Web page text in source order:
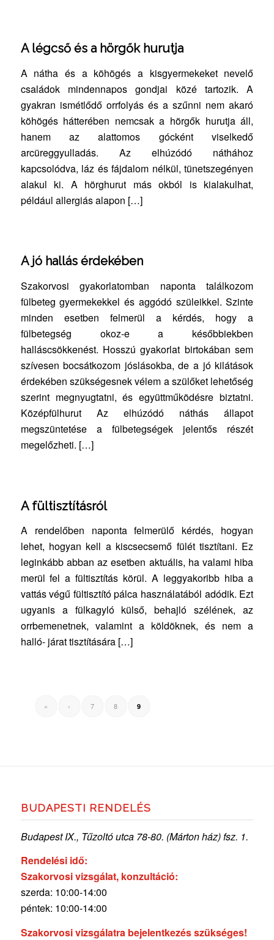
A légcső és a hörgők hurutja
A nátha és a köhögés a kisgyermekeket nevelő
családok mindennapos gondjai közé tartozik. A
gyakran ismétlődő orrfolyás és a szűnni nem akaró
köhögés hátterében nemcsak a hörgők hurutja áll,
hanem az alattomos gócként viselkedő
arcüreggyulladás. Az elhúzódó náthához
kapcsolódva, láz és fájdalom nélkül, tünetszegényen
alakul ki. A hörghurut más okból is kialakulhat,
például allergiás alapon […]
A jó hallás érdekében
Szakorvosi gyakorlatomban naponta találkozom
fülbeteg gyermekekkel és aggódó szüleikkel. Szinte
minden esetben felmerül a kérdés, hogy a
fülbetegség okoz-e a későbbiekben
halláscsökkenést. Hosszú gyakorlat birtokában sem
szívesen bocsátkozom jóslásokba, de a jó kilátások
érdekében szükségesnek vélem a szülőket lehetőség
szerint megnyugtatni, és együttműködésre biztatni.
Középfülhurut Az elhúzódó náthás állapot
megszüntetése a fülbetegségek jelentős részét
megelőzheti. […]
A fültisztításról
A rendelőben naponta felmerülő kérdés, hogyan
lehet, hogyan kell a kiscsecsemő fülét tisztítani. Ez
leginkább abban az esetben aktuális, ha valami hiba
merül fel a fültisztítás körül. A leggyakoribb hiba a
vattás végű fültisztító pálca használatából adódik. Ezt
ugyanis a fülkagyló külső, behajló szélének, az
orrbemenetnek, valamint a köldöknek, és nem a
halló- járat tisztítására […]
« ‹ 7 8 9
BUDAPESTI RENDELÉS
Budapest IX., Tűzoltó utca 78-80. (Márton ház) fsz. 1.
Rendelési idő:
Szakorvosi vizsgálat, konzultáció:
szerda: 10:00-14:00
péntek: 10:00-14:00
Szakorvosi vizsgálatra bejelentkezés szükséges!